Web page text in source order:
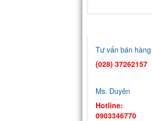
Tư vấn bán hàng
(028) 37262157
Ms. Duyên
Hotline:
0903346770
GIA - TP.HCM